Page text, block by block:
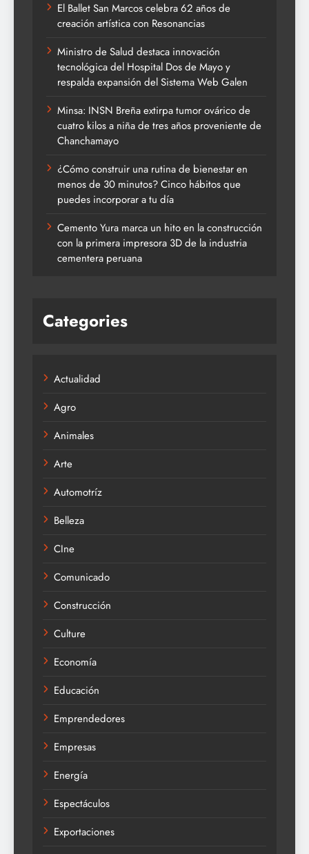
El Ballet San Marcos celebra 62 años de
creación artística con Resonancias
Ministro de Salud destaca innovación
tecnológica del Hospital Dos de Mayo y
respalda expansión del Sistema Web Galen
Minsa: INSN Breña extirpa tumor ovárico de
cuatro kilos a niña de tres años proveniente de
Chanchamayo
¿Cómo construir una rutina de bienestar en
menos de 30 minutos? Cinco hábitos que
puedes incorporar a tu día
Cemento Yura marca un hito en la construcción
con la primera impresora 3D de la industria
cementera peruana
Categories
Actualidad
Agro
Animales
Arte
Automotríz
Belleza
CIne
Comunicado
Construcción
Culture
Economía
Educación
Emprendedores
Empresas
Energía
Espectáculos
Exportaciones